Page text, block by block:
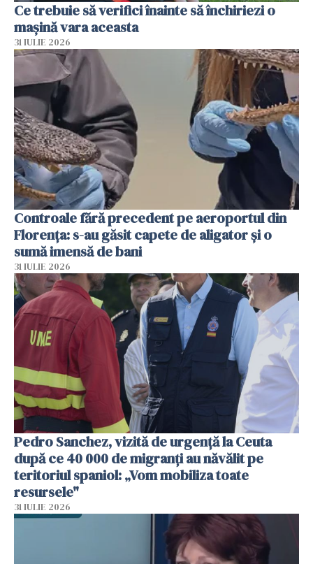
Ce trebuie să verifici înainte să închiriezi o
mașină vara aceasta
31 IULIE 2026
Controale fără precedent pe aeroportul din
Florența: s-au găsit capete de aligator și o
sumă imensă de bani
31 IULIE 2026
Pedro Sanchez, vizită de urgență la Ceuta
după ce 40 000 de migranți au năvălit pe
teritoriul spaniol: „Vom mobiliza toate
resursele"
31 IULIE 2026